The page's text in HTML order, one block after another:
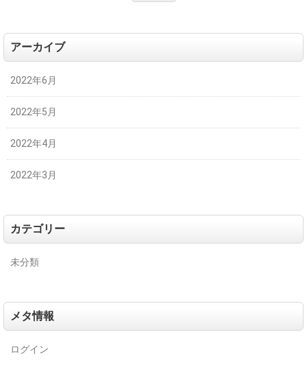
アーカイブ
2022年6月
2022年5月
2022年4月
2022年3月
カテゴリー
未分類
メタ情報
ログイン